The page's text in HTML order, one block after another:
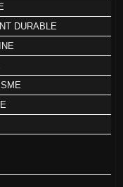
DURABLE